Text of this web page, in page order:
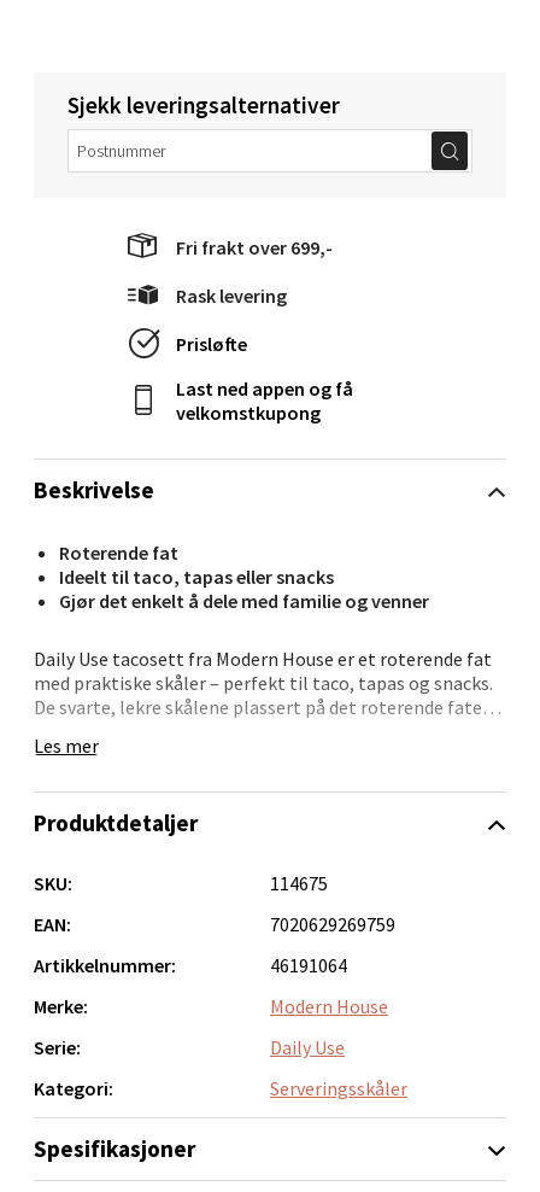
Beskrivelse
Roterende fat
Ideelt til taco, tapas eller snacks
Gjør det enkelt å dele med familie og venner
Daily Use tacosett fra Modern House er et roterende fat
med praktiske skåler – perfekt til taco, tapas og snacks.
De svarte, lekre skålene plassert på det roterende fatet
Tacosett er en evig klassiker til tacofredag, og et supert
Settet består av én stor og seks mindre skåler. Innholdet
Skålene er laget av holdbart porselen, og tåler både
tørkes med en fuktig klut.
Les mer
Sjekk leveringsalternativer
Fri frakt over 699,-
Rask levering
Prisløfte
Last ned appen og få
velkomstkupong
Produktdetaljer
SKU:
114675
EAN:
7020629269759
Artikkelnummer:
46191064
Merke:
Modern House
Serie:
Daily Use
Kategori:
Serveringsskåler
Spesifikasjoner
Narvik - Thon Senter Malmporten
Bolagsgata 1, 8514 Narvik
Åpent i dag 10-20
Bergen - Oasen Senter
Folke Bernadottes vei 52, 5147 Fyllingsdalen
Åpent i dag 10-21
Oppdal - Aunasenteret
Aunasenteret, Sunndalsvegen 3, 7340 Oppdal
Åpent i dag 10-19
Velg